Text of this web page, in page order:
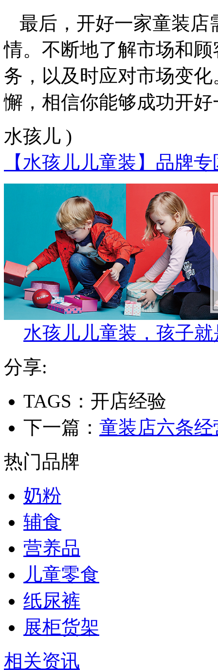
最后，开好一家童装店
情。不断地了解市场和
务，以及时应对市场变
懈，相信你能够成功开
水孩儿 )
【水孩儿儿童装】品牌专
水孩儿儿童装，孩子
分享:
TAGS：开店经验
下一篇： 童装店六条
热门品牌
奶粉
辅食
营养品
儿童零食
纸尿裤
展柜货架
相关资讯